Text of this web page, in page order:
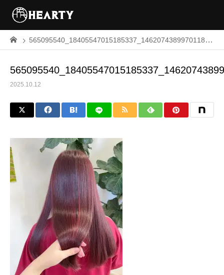
565095540_18405547015185337_1462074389970118852_n
2025.10.12